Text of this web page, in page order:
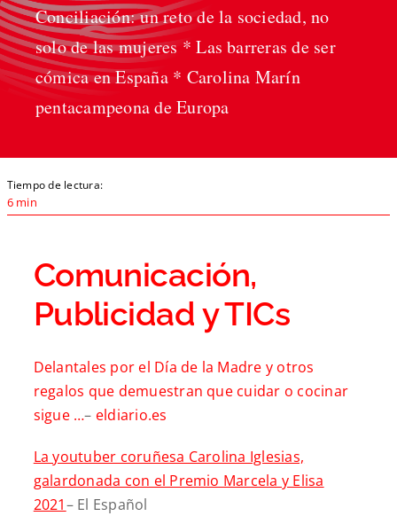
Conciliación: un reto de la sociedad, no
solo de las mujeres * Las barreras de ser
cómica en España * Carolina Marín
pentacampeona de Europa
Tiempo de lectura:
6 min
Comunicación,
Publicidad y TICs
Delantales por el Día de la Madre y otros
regalos que demuestran que cuidar o cocinar
sigue …– eldiario.es
La youtuber coruñesa Carolina Iglesias,
galardonada con el Premio Marcela y Elisa
2021– El Español